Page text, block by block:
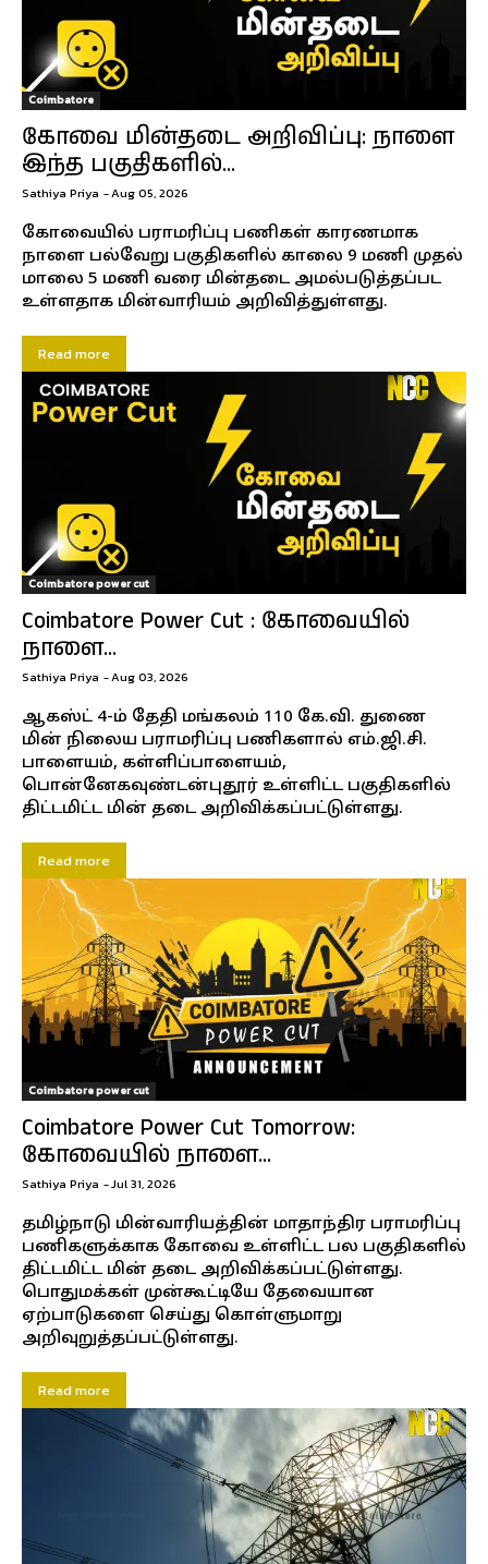
Coimbatore
கோவை மின்தடை அறிவிப்பு: நாளை
இந்த பகுதிகளில்...
Sathiya Priya -Aug 05, 2026
கோவையில் பராமரிப்பு பணிகள் காரணமாக
நாளை பல்வேறு பகுதிகளில் காலை 9 மணி முதல்
மாலை 5 மணி வரை மின்தடை அமல்படுத்தப்பட
உள்ளதாக மின்வாரியம் அறிவித்துள்ளது.
Read more
Coimbatore power cut
Coimbatore Power Cut : கோவையில்
நாளை...
Sathiya Priya -Aug 03, 2026
ஆகஸ்ட் 4-ம் தேதி மங்கலம் 110 கே.வி. துணை
மின் நிலைய பராமரிப்பு பணிகளால் எம்.ஜி.சி.
பாளையம், கள்ளிப்பாளையம்,
பொன்னேகவுண்டன்புதூர் உள்ளிட்ட பகுதிகளில்
திட்டமிட்ட மின் தடை அறிவிக்கப்பட்டுள்ளது.
Read more
Coimbatore power cut
Coimbatore Power Cut Tomorrow:
கோவையில் நாளை...
Sathiya Priya -Jul 31, 2026
தமிழ்நாடு மின்வாரியத்தின் மாதாந்திர பராமரிப்பு
பணிகளுக்காக கோவை உள்ளிட்ட பல பகுதிகளில்
திட்டமிட்ட மின் தடை அறிவிக்கப்பட்டுள்ளது.
பொதுமக்கள் முன்கூட்டியே தேவையான
ஏற்பாடுகளை செய்து கொள்ளுமாறு
அறிவுறுத்தப்பட்டுள்ளது.
Read more